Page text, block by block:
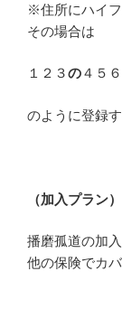
※住所にハイフ
その場合は
１２３の４５６
のように登録
（加入プラン）
播磨孤道の加
他の保険でカ